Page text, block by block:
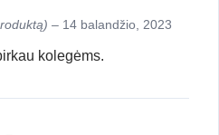
– 14 balandžio, 2023
kolegėms.